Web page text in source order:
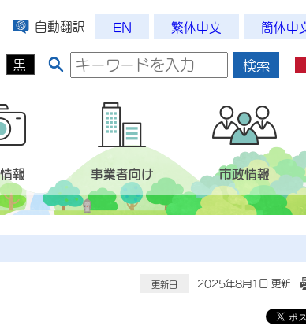
自動翻訳 EN 繁体中文 簡体中
黒 検索
報 事業者向け 市政情報
更新日 2025年8月1日 更新